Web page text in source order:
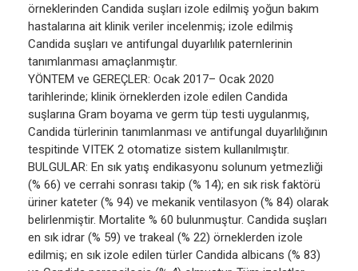
örneklerinden Candida suşları izole edilmiş yoğun bakım
hastalarına ait klinik veriler incelenmiş; izole edilmiş
Candida suşları ve antifungal duyarlılık paternlerinin
tanımlanması amaçlanmıştır.
YÖNTEM ve GEREÇLER: Ocak 2017– Ocak 2020
tarihlerinde; klinik örneklerden izole edilen Candida
suşlarına Gram boyama ve germ tüp testi uygulanmış,
Candida türlerinin tanımlanması ve antifungal duyarlılığının
tespitinde VITEK 2 otomatize sistem kullanılmıştır.
BULGULAR: En sık yatış endikasyonu solunum yetmezliği
(% 66) ve cerrahi sonrası takip (% 14); en sık risk faktörü
üriner kateter (% 94) ve mekanik ventilasyon (% 84) olarak
belirlenmiştir. Mortalite % 60 bulunmuştur. Candida suşları
en sık idrar (% 59) ve trakeal (% 22) örneklerden izole
edilmiş; en sık izole edilen türler Candida albicans (% 83)